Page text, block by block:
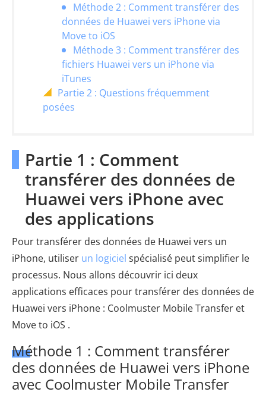
Méthode 2 : Comment transférer des
données de Huawei vers iPhone via
Move to iOS
Méthode 3 : Comment transférer des
fichiers Huawei vers un iPhone via
iTunes
Partie 2 : Questions fréquemment
posées
Partie 1 : Comment
transférer des données de
Huawei vers iPhone avec
des applications
Pour transférer des données de Huawei vers un
iPhone, utiliser un logiciel spécialisé peut simplifier le
processus. Nous allons découvrir ici deux
applications efficaces pour transférer des données de
Huawei vers iPhone : Coolmuster Mobile Transfer et
Move to iOS .
Méthode 1 : Comment transférer
des données de Huawei vers iPhone
avec Coolmuster Mobile Transfer